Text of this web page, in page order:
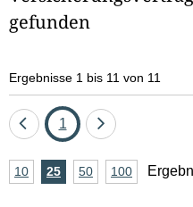
gefunden
Ergebnisse 1 bis 11 von 11
Eine
zurück
Seite
1
Eine
vor
A10Ergebnisse
25Ergebnisse
50Ergebnisse
100